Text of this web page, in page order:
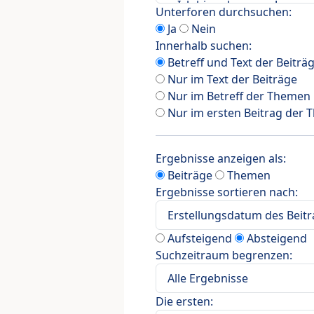
Unterforen durchsuchen:
Ja
Nein
Innerhalb suchen:
Betreff und Text der
Nur im Text der Beiträge
Nur im Betreff der Themen
Nur im ersten Beitrag der
Ergebnisse anzeigen als:
Beiträge
Themen
Ergebnisse sortieren nach:
Aufsteigend
Absteigend
Suchzeitraum begrenzen:
Die ersten: